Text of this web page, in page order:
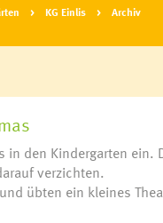
KG Einlis Archiv
den Kindergarten ein.
verzichten.
übten ein kleines